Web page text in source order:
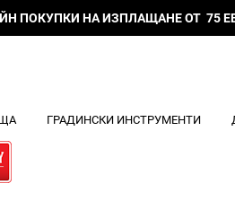
ПОКУПКИ НА ИЗПЛАЩАНЕ ОТ 75
ГРАДИНСКИ ИНСТРУМЕНТИ